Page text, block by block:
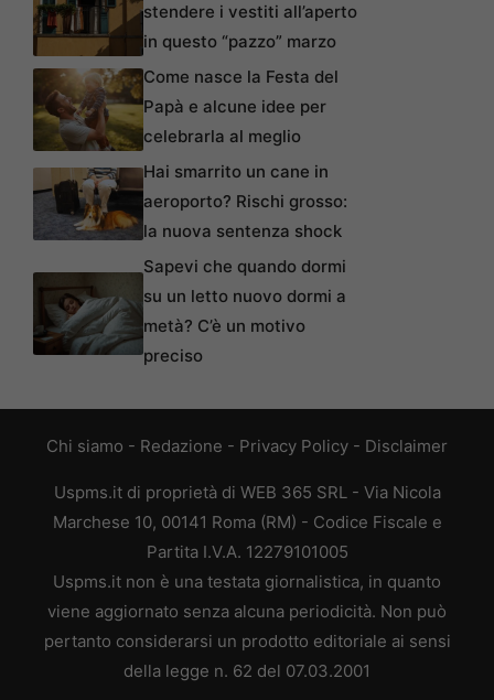
stendere i vestiti all’aperto
in questo “pazzo” marzo
Come nasce la Festa del
Papà e alcune idee per
celebrarla al meglio
Hai smarrito un cane in
aeroporto? Rischi grosso:
la nuova sentenza shock
Sapevi che quando dormi
su un letto nuovo dormi a
metà? C’è un motivo
preciso
Chi siamo - Redazione - Privacy Policy - Disclaimer
Uspms.it di proprietà di WEB 365 SRL - Via Nicola
Marchese 10, 00141 Roma (RM) - Codice Fiscale e
Partita I.V.A. 12279101005
Uspms.it non è una testata giornalistica, in quanto
viene aggiornato senza alcuna periodicità. Non può
pertanto considerarsi un prodotto editoriale ai sensi
della legge n. 62 del 07.03.2001